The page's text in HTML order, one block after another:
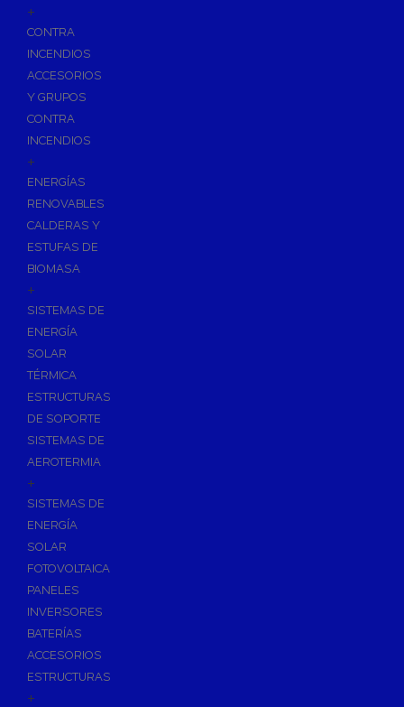
+
CONTRA
INCENDIOS
ACCESORIOS
Y GRUPOS
CONTRA
INCENDIOS
+
ENERGÍAS
RENOVABLES
CALDERAS Y
ESTUFAS DE
BIOMASA
+
SISTEMAS DE
ENERGÍA
SOLAR
TÉRMICA
ESTRUCTURAS
DE SOPORTE
SISTEMAS DE
AEROTERMIA
+
SISTEMAS DE
ENERGÍA
SOLAR
FOTOVOLTAICA
PANELES
INVERSORES
BATERÍAS
ACCESORIOS
ESTRUCTURAS
+